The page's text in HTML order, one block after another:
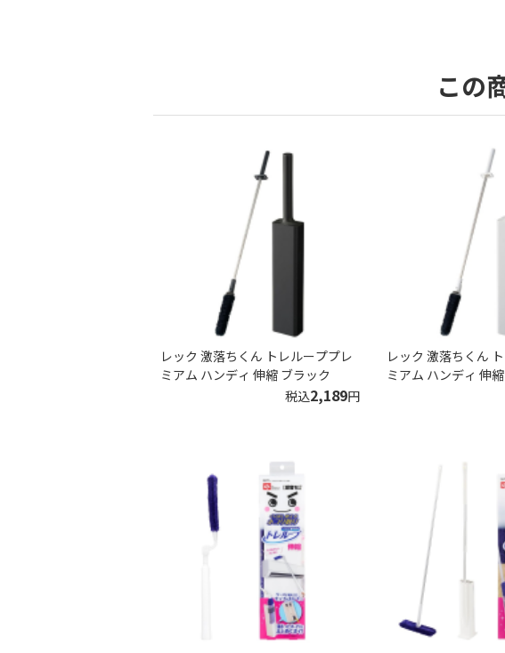
この
レック 激落ちくん トレループプレ
ミアム ハンディ 伸縮 ブラック
税込2,189円
レック 激落ちくん
ミアム ハンディ 伸